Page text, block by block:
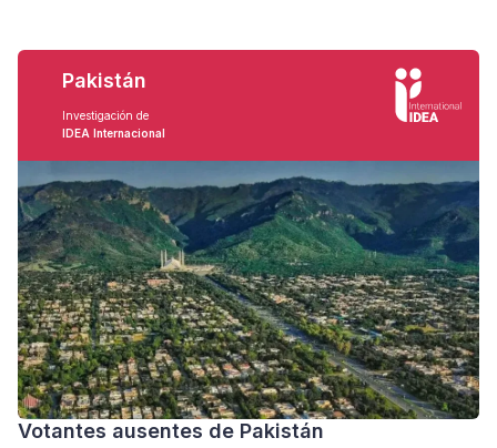
Pakistán
Investigación de
IDEA Internacional
Votantes ausentes de Pakistán